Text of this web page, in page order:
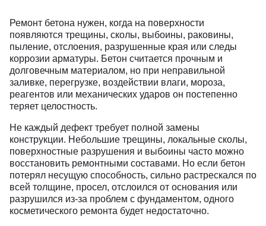
квадратов
Сколько нужно бетона на заливку
фундамента
Как рассчитать сколько нужно бетона на
фундамент плитного типа
Как рассчитать бетон для свайно-
ростверкового фундамента
Сколько бетона нужно на фундамент:
калькулятор или ручной расчет
Как узнать сколько нужно бетона на
фундамент дома
Примеры расчетов для популярных
Ремонт бетона нужен, когда на поверхности
появляются трещины, сколы, выбоины, раковины,
пыление, отслоения, разрушенные края или следы
коррозии арматуры. Бетон считается прочным и
долговечным материалом, но при неправильной
заливке, перегрузке, воздействии влаги, мороза,
реагентов или механических ударов он постепенно
теряет целостность.
Не каждый дефект требует полной замены
конструкции. Небольшие трещины, локальные сколы,
поверхностные разрушения и выбоины часто можно
восстановить ремонтными составами. Но если бетон
потерял несущую способность, сильно растрескался по
всей толщине, просел, отслоился от основания или
разрушился из-за проблем с фундаментом, одного
косметического ремонта будет недостаточно.